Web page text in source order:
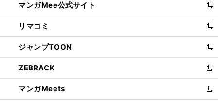
く
ド
ウ
で
開
く
ィ
ン
ド
ウ
で
開
く
い
ウ
ィ
ン
ド
ウ
で
開
く
マンガMee公式サイト
新
し
い
ウ
ィ
ン
ド
ウ
で
開
リマコミ
新
し
い
ウ
ィ
ン
ド
ウ
ジャンプTOON
新
し
い
ウ
ィ
ン
ZEBRACK
新
し
い
ウ
マンガMeets
新
し